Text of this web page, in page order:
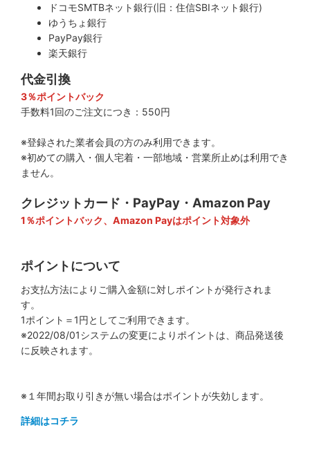
ドコモSMTBネット銀行(旧：住信SBIネット銀行)
ゆうちょ銀行
PayPay銀行
楽天銀行
代金引換
3％ポイントバック
手数料1回のご注文につき：550円
※登録された業者会員の方のみ利用できます。
※初めての購入・個人宅着・一部地域・営業所止めは利用でき
ません。
クレジットカード・PayPay・Amazon Pay
1％ポイントバック、Amazon Payはポイント対象外
ポイントについて
お支払方法によりご購入金額に対しポイントが発行されま
す。
1ポイント＝1円としてご利用できます。
※2022/08/01システムの変更によりポイントは、商品発送後
に反映されます。
※１年間お取り引きが無い場合はポイントが失効します。
詳細はコチラ